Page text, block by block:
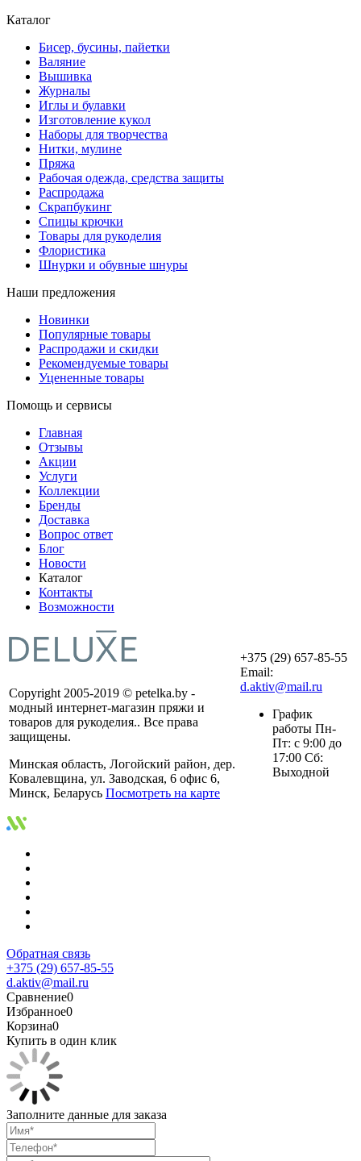
Каталог
Бисер, бусины, пайетки
Валяние
Вышивка
Журналы
Иглы и булавки
Изготовление кукол
Наборы для творчества
Нитки, мулине
Пряжа
Рабочая одежда, средства защиты
Распродажа
Скрапбукинг
Спицы крючки
Товары для рукоделия
Флористика
Шнурки и обувные шнуры
Наши предложения
Новинки
Популярные товары
Распродажи и скидки
Рекомендуемые товары
Уцененные товары
Помощь и сервисы
Главная
Отзывы
Акции
Услуги
Коллекции
Бренды
Доставка
Вопрос ответ
Блог
Новости
Каталог
Контакты
Возможности
Copyright 2005-2019 © petelka.by -
модный интернет-магазин пряжи и
товаров для рукоделия.. Все права
защищены.
Минская область, Логойский район, дер.
Ковалевщина, ул. Заводская, 6 офис 6,
Минск, Беларусь Посмотреть на карте
+375 (29) 657-85-55
Email:
d.aktiv@mail.ru
График
работы Пн-
Пт: с 9:00 до
17:00 Сб:
Выходной
Обратная связь
+375 (29) 657-85-55
d.aktiv@mail.ru
Сравнение0
Избранное0
Корзина0
Купить в один клик
Заполните данные для заказа